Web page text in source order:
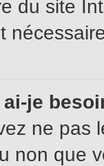
du site
je
ne pas
non que